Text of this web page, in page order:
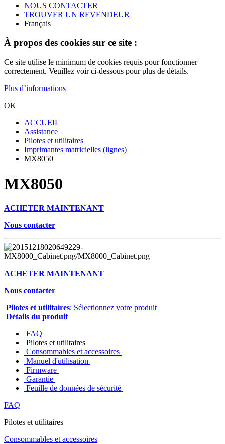
NOUS CONTACTER
TROUVER UN REVENDEUR
Français
À propos des cookies sur ce site :
Ce site utilise le minimum de cookies requis pour fonctionner
correctement. Veuillez voir ci-dessous pour plus de détails.
Plus d’informations
OK
ACCUEIL
Assistance
Pilotes et utilitaires
Imprimantes matricielles (lignes)
MX8050
MX8050
ACHETER MAINTENANT
Nous contacter
ACHETER MAINTENANT
Nous contacter
Pilotes et utilitaires: Sélectionnez votre produit
Détails du produit
FAQ
Pilotes et utilitaires
Consommables et accessoires
Manuel d'utilisation
Firmware
Garantie
Feuille de données de sécurité
FAQ
Pilotes et utilitaires
Consommables et accessoires